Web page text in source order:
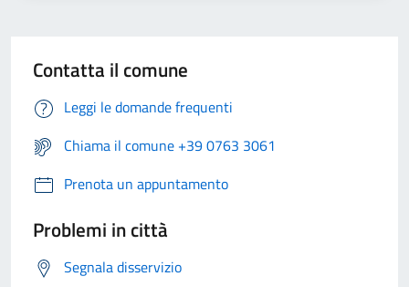
Contatta il comune
Leggi le domande frequenti
Chiama il comune +39 0763 3061
Prenota un appuntamento
Problemi in città
Segnala disservizio